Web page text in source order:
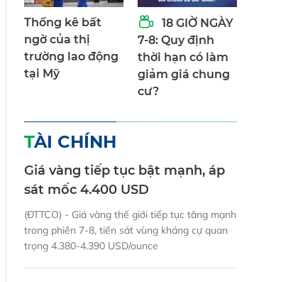
Thống kê bất
ngờ của thị
trường lao động
tại Mỹ
18 GIỜ NGÀY
7-8: Quy định
thời hạn có làm
giảm giá chung
cư?
TÀI CHÍNH
Giá vàng tiếp tục bật mạnh, áp
sát mốc 4.400 USD
(ĐTTCO) - Giá vàng thế giới tiếp tục tăng mạnh
trong phiên 7-8, tiến sát vùng kháng cự quan
trọng 4.380-4.390 USD/ounce